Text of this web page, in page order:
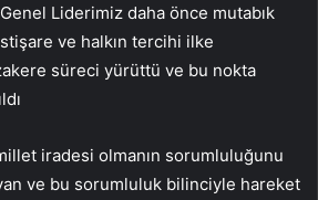
Liderimiz daha önce mutabık
ve halkın tercihi ilke
süreci yürüttü ve bu nokta
iradesi olmanın sorumluluğunu
ve bu sorumluluk bilinciyle hareket